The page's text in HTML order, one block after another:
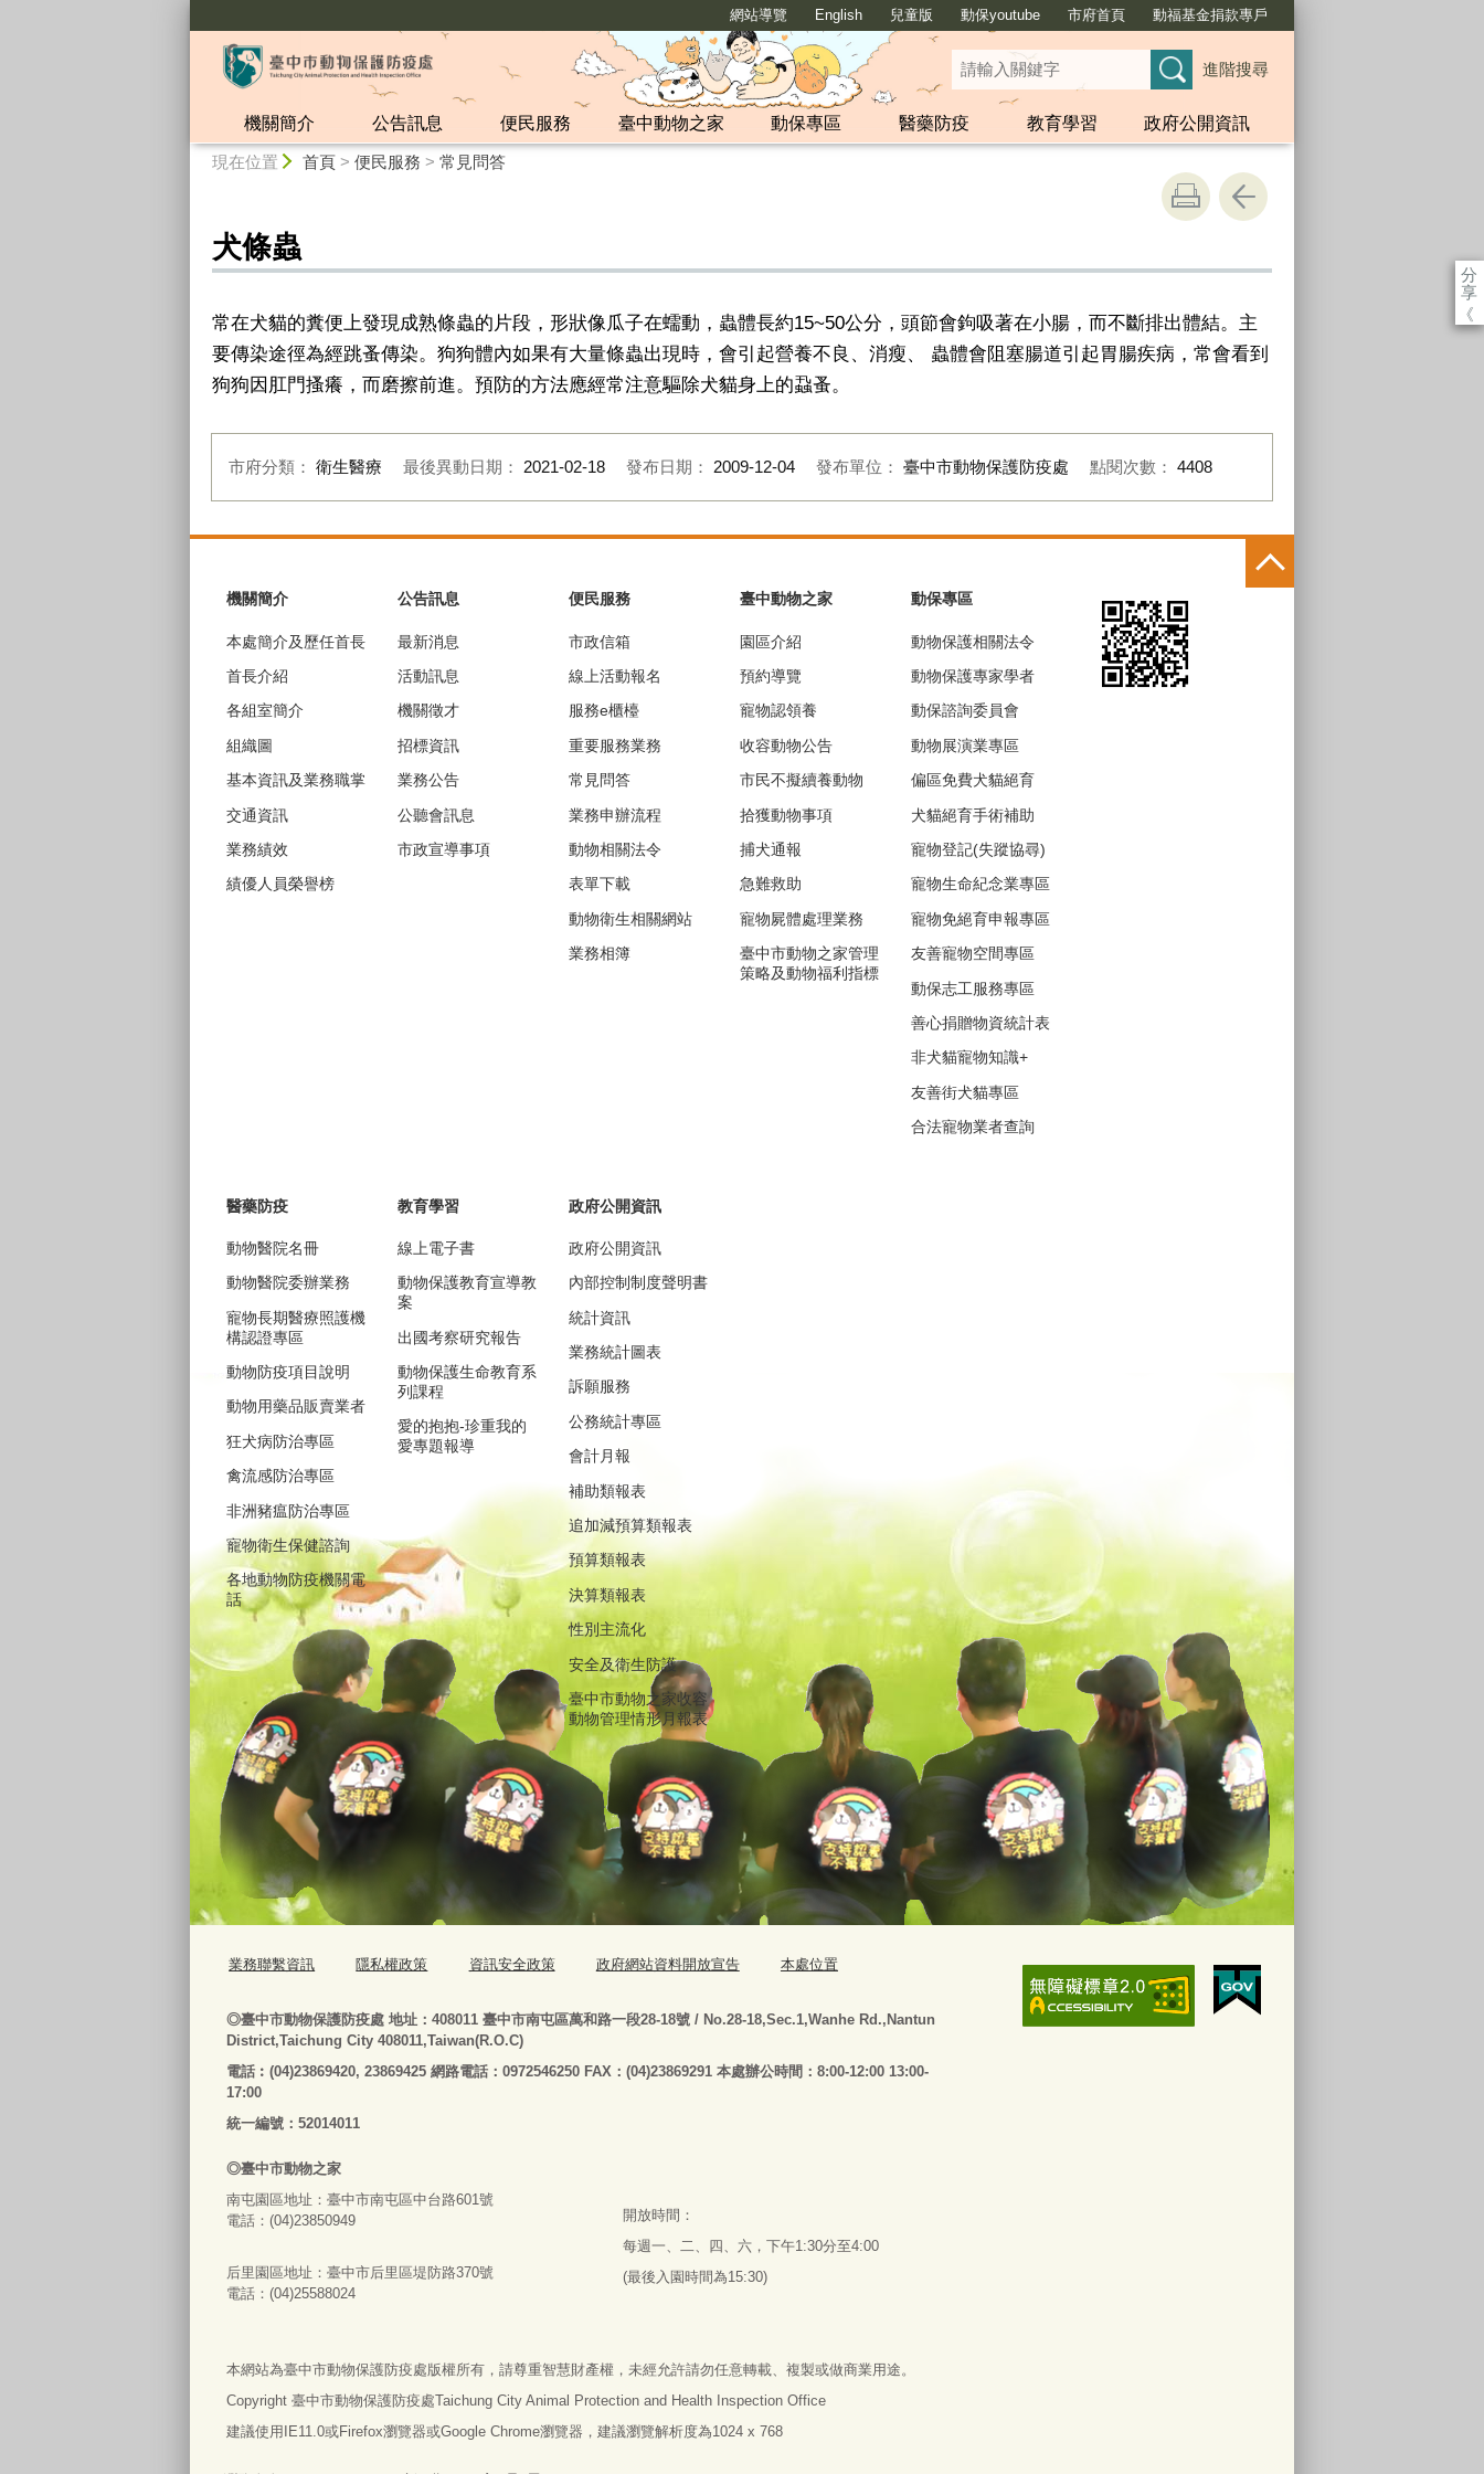
網站導覽 English 兒童版 動保youtube 市府首頁 動福基金捐款專戶
進階搜尋
機關簡介 公告訊息 便民服務 臺中動物之家 動保專區 醫藥防疫 教育學習
政府公開資訊
現在位置 首頁> 便民服務 > 常見問答
分
享
《
犬條蟲
常在犬貓的糞便上發現成熟條蟲的片段，形狀像瓜子在蠕動，蟲體長約15~50公分，頭節會鉤吸著在小腸，而不斷排出體結。主
要傳染途徑為經跳蚤傳染。狗狗體內如果有大量條蟲出現時，會引起營養不良、消瘦、 蟲體會阻塞腸道引起胃腸疾病，常會看到
狗狗因肛門搔癢，而磨擦前進。預防的方法應經常注意驅除犬貓身上的蝨蚤。
市府分類： 衛生醫療 最後異動日期： 2021-02-18 發布日期： 2009-12-04 發布單位： 臺中市動物保護防疫處 點閱次數： 4408
機關簡介
本處簡介及歷任首長
首長介紹
各組室簡介
組織圖
基本資訊及業務職掌
交通資訊
業務績效
績優人員榮譽榜
公告訊息
最新消息
活動訊息
機關徵才
招標資訊
業務公告
公聽會訊息
市政宣導事項
便民服務
市政信箱
線上活動報名
服務e櫃檯
重要服務業務
常見問答
業務申辦流程
動物相關法令
表單下載
動物衛生相關網站
業務相簿
臺中動物之家
園區介紹
預約導覽
寵物認領養
收容動物公告
市民不擬續養動物
拾獲動物事項
捕犬通報
急難救助
寵物屍體處理業務
臺中市動物之家管理
策略及動物福利指標
動保專區
動物保護相關法令
動物保護專家學者
動保諮詢委員會
動物展演業專區
偏區免費犬貓絕育
犬貓絕育手術補助
寵物登記(失蹤協尋)
寵物生命紀念業專區
寵物免絕育申報專區
友善寵物空間專區
動保志工服務專區
善心捐贈物資統計表
非犬貓寵物知識+
友善街犬貓專區
合法寵物業者查詢
醫藥防疫
動物醫院名冊
動物醫院委辦業務
寵物長期醫療照護機
構認證專區
動物防疫項目說明
動物用藥品販賣業者
狂犬病防治專區
禽流感防治專區
非洲豬瘟防治專區
寵物衛生保健諮詢
各地動物防疫機關電
話
教育學習
線上電子書
動物保護教育宣導教
案
出國考察研究報告
動物保護生命教育系
列課程
愛的抱抱-珍重我的
愛專題報導
政府公開資訊
政府公開資訊
內部控制制度聲明書
統計資訊
業務統計圖表
訴願服務
公務統計專區
會計月報
補助類報表
追加減預算類報表
預算類報表
決算類報表
性別主流化
安全及衛生防護
臺中市動物之家收容
動物管理情形月報表
業務聯繫資訊 隱私權政策 資訊安全政策 政府網站資料開放宣告 本處位置
◎臺中市動物保護防疫處 地址：408011 臺中市南屯區萬和路一段28-18號 / No.28-18,Sec.1,Wanhe Rd.,Nantun
District,Taichung City 408011,Taiwan(R.O.C)
電話 ︰ (04)23869420, 23869425 網路電話：0972546250 FAX：(04)23869291 本處辦公時間：8:00-12:00 13:00-
17:00
統一編號：52014011
◎臺中市動物之家
南屯園區地址： 臺中市南屯區中台路601號
電話：(04)23850949
后里園區地址： 臺中市后里區堤防路370號
電話：(04)25588024
開放時間：
每週一、二、四、六，下午1:30分至4:00
(最後入園時間為15:30)
本網站為臺中市動物保護防疫處版權所有，請尊重智慧財產權，未經允許請勿任意轉載、複製或做商業用途。
Copyright 臺中市動物保護防疫處Taichung City Animal Protection and Health Inspection Office
建議使用IE11.0或Firefox瀏覽器或Google Chrome瀏覽器，建議瀏覽解析度為1024 x 768